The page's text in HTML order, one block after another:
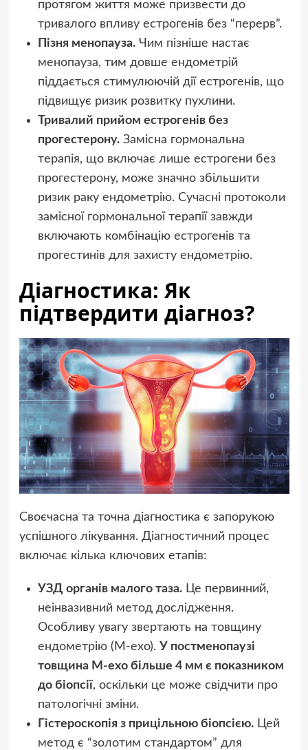
протягом життя може призвести до
тривалого впливу естрогенів без “перерв”.
Пізня менопауза.Чим пізніше настає
менопауза, тим довше ендометрій
піддається стимулюючій дії естрогенів, що
підвищує ризик розвитку пухлини.
Тривалий прийом естрогенів без
прогестерону.Замісна гормональна
терапія, що включає лише естрогени без
прогестерону, може значно збільшити
ризик раку ендометрію. Сучасні протоколи
замісної гормональної терапії завжди
включають комбінацію естрогенів та
прогестинів для захисту ендометрію.
Діагностика: Як
підтвердити діагноз?
Своєчасна та точна діагностика є запорукою
успішного лікування. Діагностичний процес
включає кілька ключових етапів:
УЗД органів малого таза.Це первинний,
неінвазивний метод дослідження.
Особливу увагу звертають на товщину
ендометрію (М-ехо). У постменопаузі
товщина М-ехо більше 4 мм є показником
до біопсії, оскільки це може свідчити про
патологічні зміни.
Гістероскопія з прицільною біопсією.Цей
метод є “золотим стандартом” для